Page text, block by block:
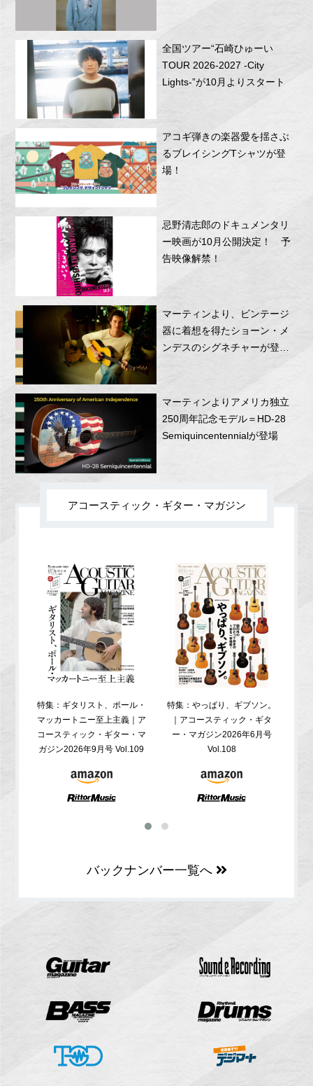
全国ツアー“石崎ひゅーい
TOUR 2026-2027 -City
Lights-”が10月よりスタート
アコギ弾きの楽器愛を揺さぶ
るブレイシングTシャツが登
場！
忌野清志郎のドキュメンタリ
ー映画が10月公開決定！ 予
告映像解禁！
マーティンより、ビンテージ
器に着想を得たショーン・メ
ンデスのシグネチャーが登
マーティンよりアメリカ独立
250周年記念モデル＝HD-28
Semiquincentennialが登場
アコースティック・ギター・マガジン
特集：ギタリスト、ポール・
マッカートニー至上主義｜ア
コースティック・ギター・マ
ガジン2026年9月号 Vol.109
特集：やっぱり、ギブソン。
｜アコースティック・ギタ
ー・マガジン2026年6月号
Vol.108
バックナンバー一覧へ